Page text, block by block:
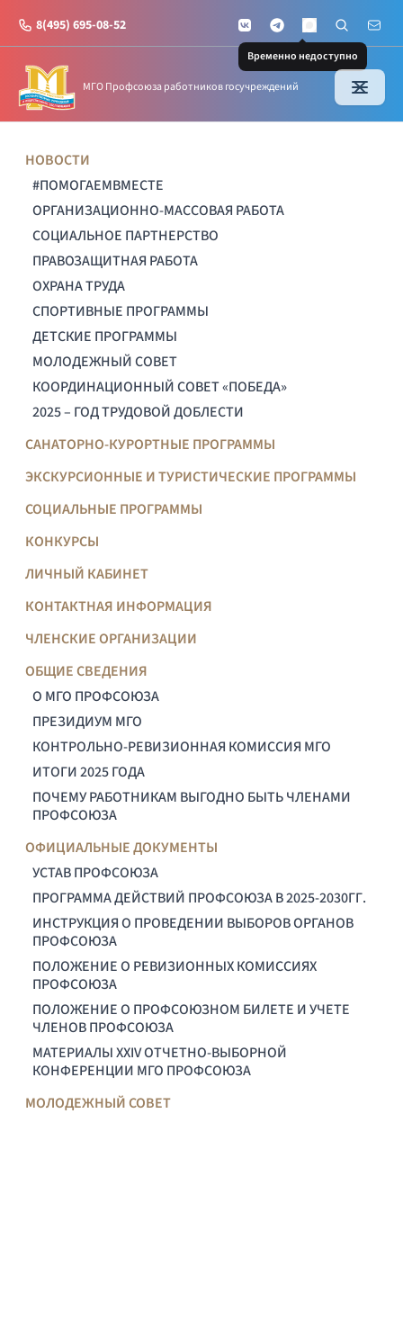
8(495) 695-08-52 VKontakteTelegramMAX
Временно недоступно
Поиск по
Почта
МГО Профсоюза работников госучреждений
НОВОСТИ
#ПОМОГАЕМВМЕСТЕ
ОРГАНИЗАЦИОННО-МАССОВАЯ РАБОТА
СОЦИАЛЬНОЕ ПАРТНЕРСТВО
ПРАВОЗАЩИТНАЯ РАБОТА
ОХРАНА ТРУДА
СПОРТИВНЫЕ ПРОГРАММЫ
ДЕТСКИЕ ПРОГРАММЫ
МОЛОДЕЖНЫЙ СОВЕТ
КООРДИНАЦИОННЫЙ СОВЕТ «ПОБЕДА»
2025 – ГОД ТРУДОВОЙ ДОБЛЕСТИ
САНАТОРНО-КУРОРТНЫЕ ПРОГРАММЫ
ЭКСКУРСИОННЫЕ И ТУРИСТИЧЕСКИЕ ПРОГРАММЫ
СОЦИАЛЬНЫЕ ПРОГРАММЫ
КОНКУРСЫ
ЛИЧНЫЙ КАБИНЕТ
КОНТАКТНАЯ ИНФОРМАЦИЯ
ЧЛЕНСКИЕ ОРГАНИЗАЦИИ
ОБЩИЕ СВЕДЕНИЯ
О МГО ПРОФСОЮЗА
ПРЕЗИДИУМ МГО
КОНТРОЛЬНО-РЕВИЗИОННАЯ КОМИССИЯ МГО
ИТОГИ 2025 ГОДА
ПОЧЕМУ РАБОТНИКАМ ВЫГОДНО БЫТЬ ЧЛЕНАМИ
ПРОФСОЮЗА
ОФИЦИАЛЬНЫЕ ДОКУМЕНТЫ
УСТАВ ПРОФСОЮЗА
ПРОГРАММА ДЕЙСТВИЙ ПРОФСОЮЗА В 2025-2030ГГ.
ИНСТРУКЦИЯ О ПРОВЕДЕНИИ ВЫБОРОВ ОРГАНОВ
ПРОФСОЮЗА
ПОЛОЖЕНИЕ О РЕВИЗИОННЫХ КОМИССИЯХ
ПРОФСОЮЗА
ПОЛОЖЕНИЕ О ПРОФСОЮЗНОМ БИЛЕТЕ И УЧЕТЕ
ЧЛЕНОВ ПРОФСОЮЗА
МАТЕРИАЛЫ XXIV ОТЧЕТНО-ВЫБОРНОЙ
КОНФЕРЕНЦИИ МГО ПРОФСОЮЗА
МОЛОДЕЖНЫЙ СОВЕТ